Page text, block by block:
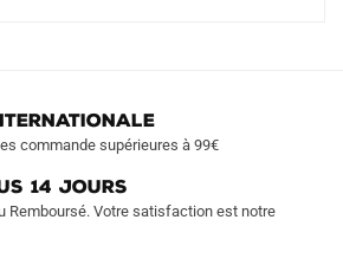
commande supérieures à 99€
14 JOURS
Remboursé. Votre satisfaction est notre